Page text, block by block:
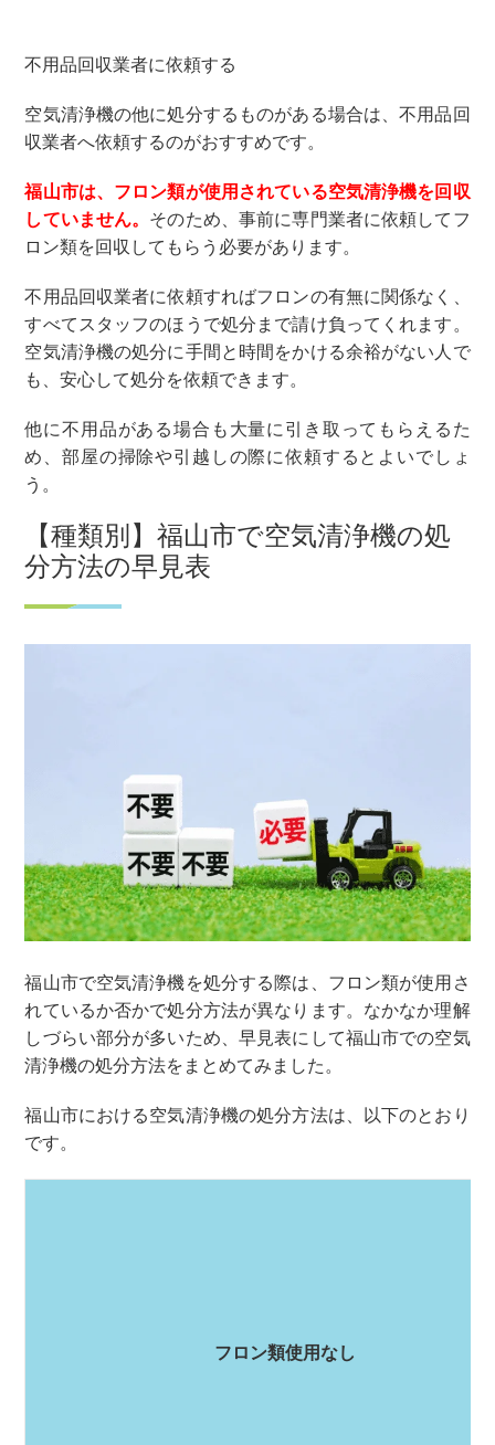
不用品回収業者に依頼する
空気清浄機の他に処分するものがある場合は、不用品回
収業者へ依頼するのがおすすめです。
福山市は、フロン類が使用されている空気清浄機を回収
していません。 そのため、事前に専門業者に依頼してフ
ロン類を回収してもらう必要があります。
不用品回収業者に依頼すればフロンの有無に関係なく、
すべてスタッフのほうで処分まで請け負ってくれます。
空気清浄機の処分に手間と時間をかける余裕がない人で
も、安心して処分を依頼できます。
他に不用品がある場合も大量に引き取ってもらえるた
め、部屋の掃除や引越しの際に依頼するとよいでしょ
う。
​​【種類別】福山市で空気清浄機の処
分方法の早見表
福山市で空気清浄機を処分する際は、フロン類が使用さ
れているか否かで処分方法が異なります。なかなか理解
しづらい部分が多いため、早見表にして福山市での空気
清浄機の処分方法をまとめてみました。
福山市における空気清浄機の処分方法は、以下のとおり
です。
フロン類使用なし